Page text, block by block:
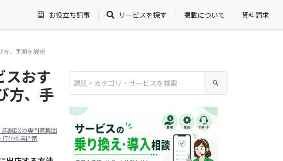
お役立ち記事 サービスを探す 掲載について 資料請求
方、手順を解説
スおす
方、手
舗DXの専門家集団
IT化の専門家